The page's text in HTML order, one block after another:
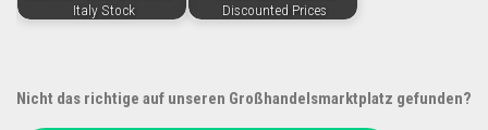
Italy Stock
Discounted Prices
Nicht das richtige auf unseren Großhandelsmarktplatz gefunden?